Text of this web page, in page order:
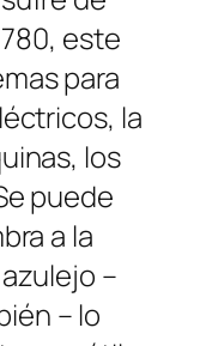
este
para
la
los
puede
a la
–
– lo